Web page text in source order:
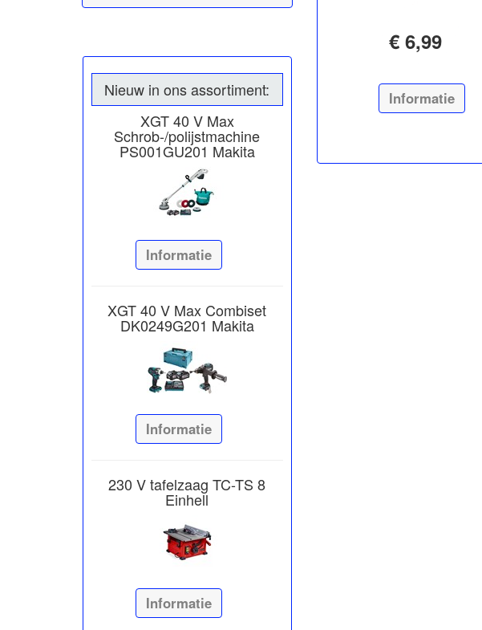
Nieuw in ons assortiment:
XGT 40 V Max
Schrob-/polijstmachine
PS001GU201 Makita
Informatie
XGT 40 V Max Combiset
DK0249G201 Makita
Informatie
230 V tafelzaag TC-TS 8
Einhell
Informatie
€ 6,99
Informatie